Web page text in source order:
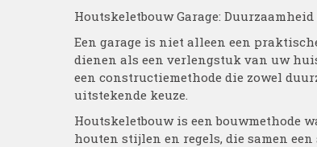
Houtskeletbouw Garage:
Een garage is niet alleen een
dienen als een verlengstuk van uw
een constructiemethode die zowel
uitstekende keuze.
Houtskeletbouw is een bouwmethode
houten stijlen en regels, die samen